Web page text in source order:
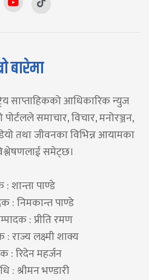
बारेमा
साप्ताहिकको आधिकारिक न्युज
पोर्टलले समाचार, विचार, मनोरञ्जन,
तथा जीवनका विभिन्न आयामका
समेट्छ।
शान्ता पाण्डे
: निमकान्त पाण्डे
: प्रीति रमण
: राज्य लक्ष्मी शाक्य
: रिदेन महर्जन
: श्रीमन भण्डारी